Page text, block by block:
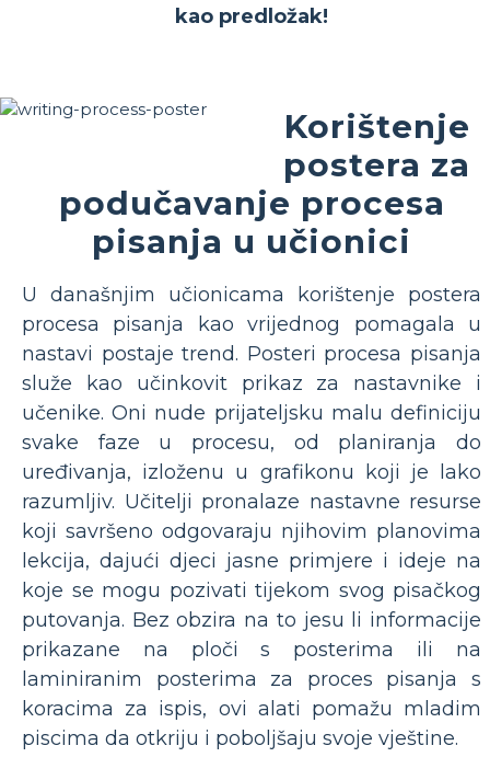
kao predložak!
Korištenje
postera za
podučavanje procesa
pisanja u učionici
U današnjim učionicama korištenje postera
procesa pisanja kao vrijednog pomagala u
nastavi postaje trend. Posteri procesa pisanja
služe kao učinkovit prikaz za nastavnike i
učenike. Oni nude prijateljsku malu definiciju
svake faze u procesu, od planiranja do
uređivanja, izloženu u grafikonu koji je lako
razumljiv. Učitelji pronalaze nastavne resurse
koji savršeno odgovaraju njihovim planovima
lekcija, dajući djeci jasne primjere i ideje na
koje se mogu pozivati ​​tijekom svog pisačkog
putovanja. Bez obzira na to jesu li informacije
prikazane na ploči s posterima ili na
laminiranim posterima za proces pisanja s
koracima za ispis, ovi alati pomažu mladim
piscima da otkriju i poboljšaju svoje vještine.